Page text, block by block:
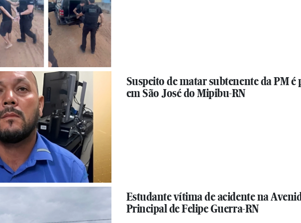
Suspeito de matar subtenente da PM é
em São José do Mipibu-RN
Estudante vítima de acidente na
Principal de Felipe Guerra-RN